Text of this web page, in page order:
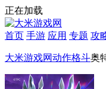
正在加载
首页 手游 应用 专题 攻
大米游戏网动作格斗奥